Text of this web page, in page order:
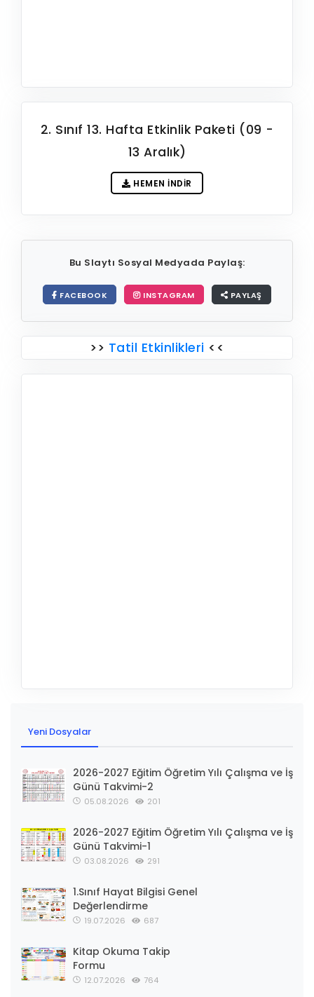
2. Sınıf 13. Hafta Etkinlik Paketi (09 -
13 Aralık)
HEMEN İNDIR
Bu Slaytı Sosyal Medyada Paylaş:
FACEBOOK INSTAGRAM PAYLAŞ
>> Tatil Etkinlikleri <<
Yeni Dosyalar
2026-2027 Eğitim Öğretim Yılı Çalışma ve İş
Günü Takvimi-2
05.08.2026 201
2026-2027 Eğitim Öğretim Yılı Çalışma ve İş
Günü Takvimi-1
03.08.2026 291
1.Sınıf Hayat Bilgisi Genel
Değerlendirme
19.07.2026 687
Kitap Okuma Takip
Formu
12.07.2026 764